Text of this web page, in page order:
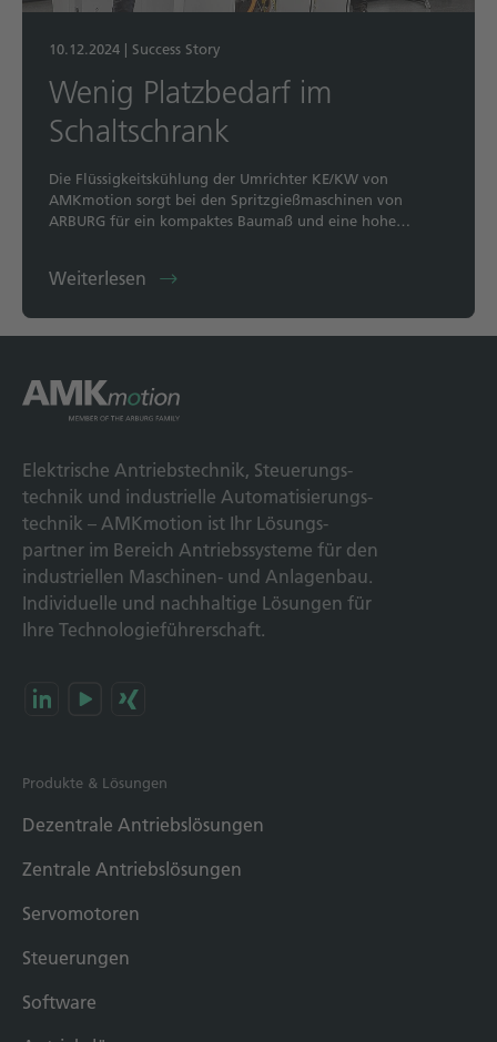
10.12.2024 | Success Story
Wenig Platzbedarf im
Schaltschrank
Die Flüssigkeitskühlung der Umrichter KE/KW von
AMKmotion sorgt bei den Spritzgießmaschinen von
ARBURG für ein kompaktes Baumaß und eine hohe…
Weiterlesen
Elek­trische Antriebs­technik, Steuerungs­
technik und indus­trielle Automatisierungs­
technik – AMKmotion ist Ihr Lösungs­
partner im Bereich Antriebs­systeme für den
industriellen Maschinen- und Anlagen­bau.
Individuelle und nach­haltige Lösungen für
Ihre Technologie­führerschaft.
Produkte & Lösungen
Dezentrale Antriebslösungen
Zentrale Antriebslösungen
Servomotoren
Steuerungen
Software